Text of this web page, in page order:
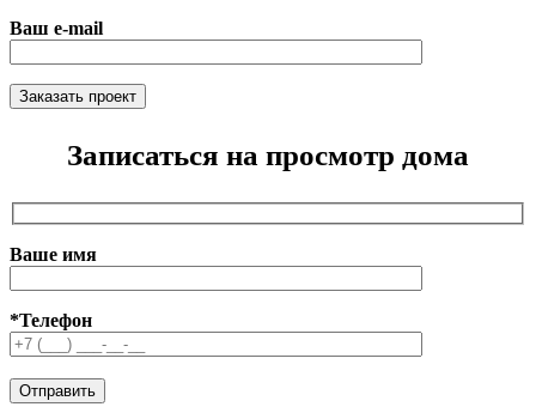
Ваш e-mail
Записаться на просмотр дома
Ваше имя
*Телефон